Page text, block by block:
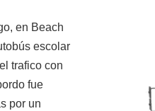
en Beach
escolar
trafico con
fue
por un